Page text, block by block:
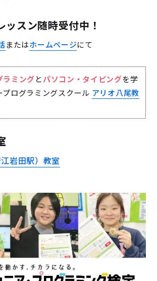
ッスン随時受付中！
またはホームページにて
ラミングとパソコン・タイピングを学
ログラミングスクール アリオ八尾教
岩田駅）教室